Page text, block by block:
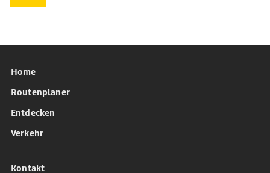
Home
Routenplaner
Entdecken
Verkehr
Kontakt